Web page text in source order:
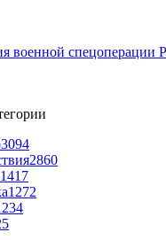
военной спецоперации
3094
2860
1417
1272